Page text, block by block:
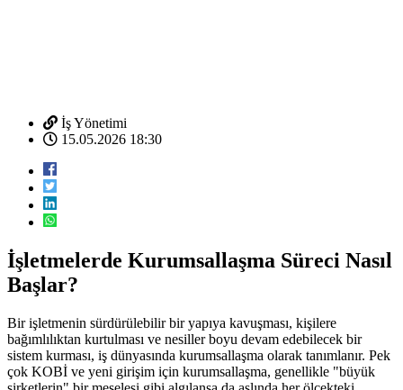
İş Yönetimi
15.05.2026 18:30
İşletmelerde Kurumsallaşma Süreci Nasıl
Başlar?
Bir işletmenin sürdürülebilir bir yapıya kavuşması, kişilere
bağımlılıktan kurtulması ve nesiller boyu devam edebilecek bir
sistem kurması, iş dünyasında kurumsallaşma olarak tanımlanır. Pek
çok KOBİ ve yeni girişim için kurumsallaşma, genellikle "büyük